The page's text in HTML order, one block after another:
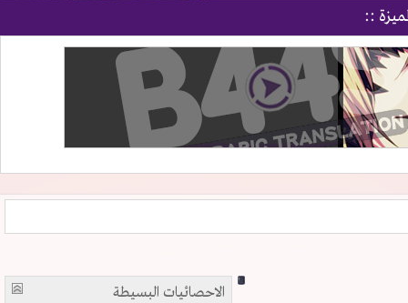
::
الاحصائيات البسيطة